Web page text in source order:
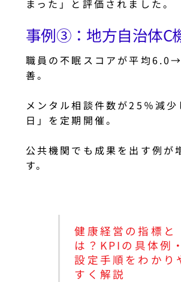
まった」と評価されました。
事例③：地方自治体C
職員の不眠スコアが平均
善。
メンタル相談件数が25％減少
日」を定期開催。
公共機関でも成果を出す例が
す。
健康経営の指標と
は？KPIの具体例・
設定手順をわかり
すく解説